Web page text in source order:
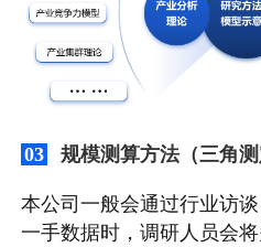
03 规模测算方法（三角测
本公司一般会通过行业访
一手数据时，调研人员会